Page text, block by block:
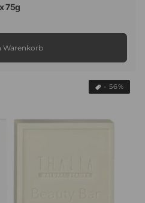
75g
Warenkorb
- 56%